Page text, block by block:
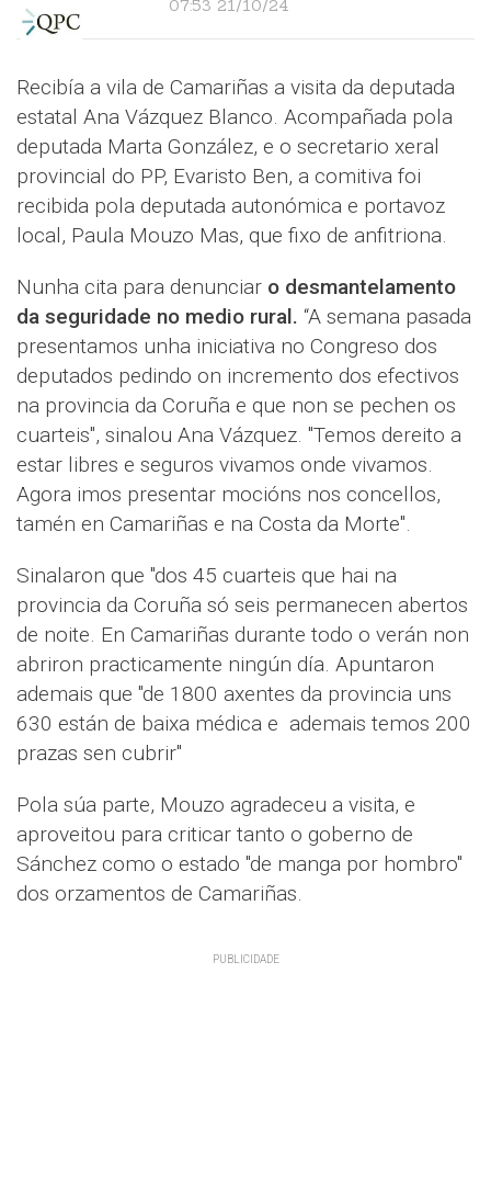
07:53 21/10/24
Recibía a vila de Camariñas a visita da deputada
estatal Ana Vázquez Blanco. Acompañada pola
deputada Marta González, e o secretario xeral
provincial do PP, Evaristo Ben, a comitiva foi
recibida pola deputada autonómica e portavoz
local, Paula Mouzo Mas, que fixo de anfitriona.
Nunha cita para denunciar o desmantelamento
da seguridade no medio rural. “A semana pasada
presentamos unha iniciativa no Congreso dos
deputados pedindo on incremento dos efectivos
na provincia da Coruña e que non se pechen os
cuarteis", sinalou Ana Vázquez. "Temos dereito a
estar libres e seguros vivamos onde vivamos.
Agora imos presentar mocións nos concellos,
tamén en Camariñas e na Costa da Morte".
Sinalaron que "dos 45 cuarteis que hai na
provincia da Coruña só seis permanecen abertos
de noite. En Camariñas durante todo o verán non
abriron practicamente ningún día. Apuntaron
ademais que "de 1800 axentes da provincia uns
630 están de baixa médica e ademais temos 200
prazas sen cubrir"
Pola súa parte, Mouzo agradeceu a visita, e
aproveitou para criticar tanto o goberno de
Sánchez como o estado "de manga por hombro"
dos orzamentos de Camariñas.